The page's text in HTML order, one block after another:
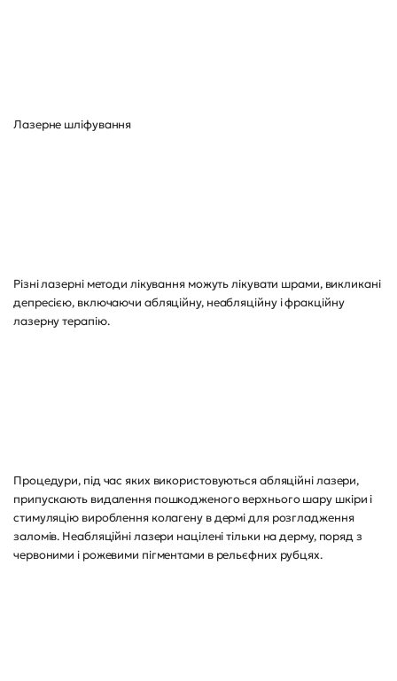
Лазерне шліфування
Різні лазерні методи лікування можуть лікувати шрами, викликані
депресією, включаючи абляційну, неабляційну і фракційну
лазерну терапію.
Процедури, під час яких використовуються абляційні лазери,
припускають видалення пошкодженого верхнього шару шкіри і
стимуляцію вироблення колагену в дермі для розгладження
заломів. Неабляційні лазери націлені тільки на дерму, поряд з
червоними і рожевими пігментами в рельєфних рубцях.